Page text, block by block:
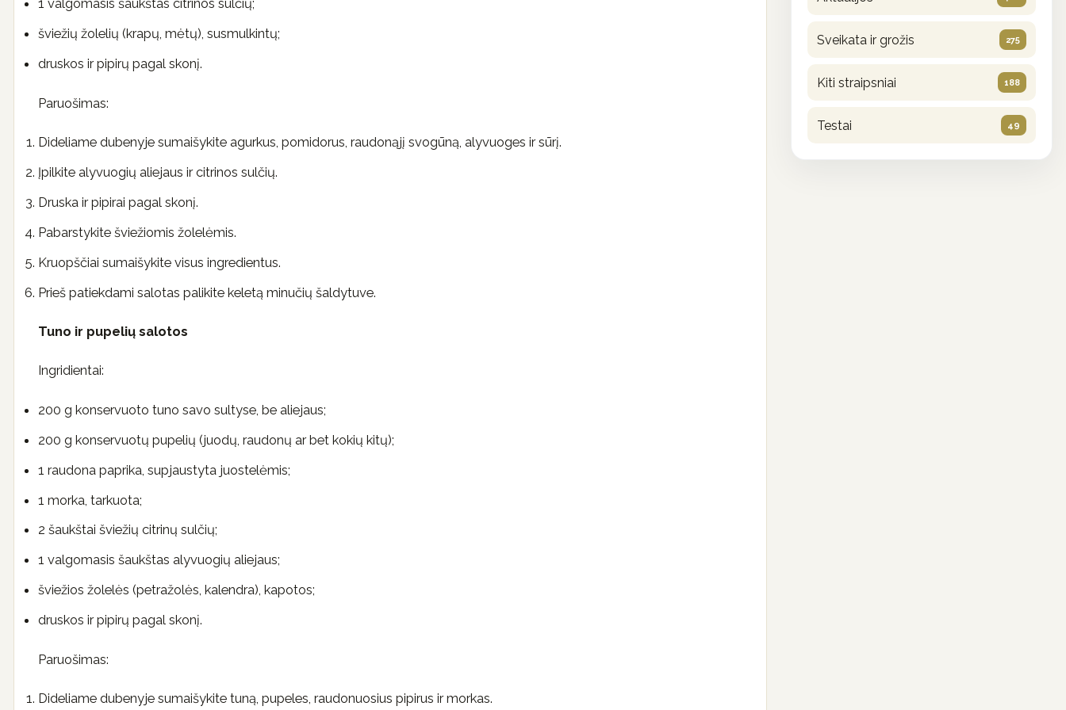
1 valgomasis šaukštas citrinos sulčių;
šviežių žolelių (krapų, mėtų), susmulkintų;
druskos ir pipirų pagal skonį.
Paruošimas:
Dideliame dubenyje sumaišykite agurkus, pomidorus, raudonąjį svogūną, alyvuoges ir sūrį.
Įpilkite alyvuogių aliejaus ir citrinos sulčių.
Druska ir pipirai pagal skonį.
Pabarstykite šviežiomis žolelėmis.
Kruopščiai sumaišykite visus ingredientus.
Prieš patiekdami salotas palikite keletą minučių šaldytuve.
Tuno ir pupelių salotos
Ingridientai:
200 g konservuoto tuno savo sultyse, be aliejaus;
200 g konservuotų pupelių (juodų, raudonų ar bet kokių kitų);
1 raudona paprika, supjaustyta juostelėmis;
1 morka, tarkuota;
2 šaukštai šviežių citrinų sulčių;
1 valgomasis šaukštas alyvuogių aliejaus;
šviežios žolelės (petražolės, kalendra), kapotos;
druskos ir pipirų pagal skonį.
Paruošimas:
Dideliame dubenyje sumaišykite tuną, pupeles, raudonuosius pipirus ir morkas.
Sveikata ir grožis 275
Kiti straipsniai 188
Testai 49